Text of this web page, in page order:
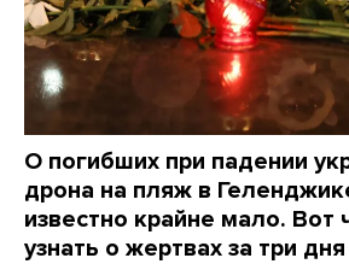
О погибших при падении
дрона на пляж в
известно крайне мало. Вот
узнать о жертвах за три дня